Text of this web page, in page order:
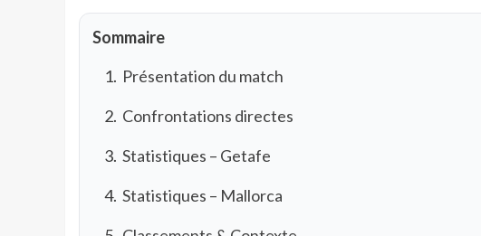
Sommaire
Présentation du match
Confrontations directes
Statistiques – Getafe
Statistiques – Mallorca